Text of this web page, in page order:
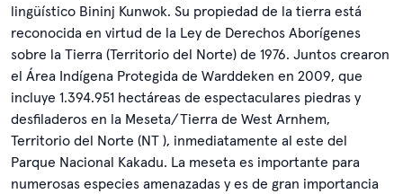
lingüístico Bininj Kunwok. Su propiedad de la tierra está
reconocida en virtud de la Ley de Derechos Aborígenes
sobre la Tierra (Territorio del Norte) de 1976. Juntos crearon
el Área Indígena Protegida de Warddeken en 2009, que
incluye 1.394.951 hectáreas de espectaculares piedras y
desfiladeros en la Meseta/Tierra de West Arnhem,
Territorio del Norte (NT ), inmediatamente al este del
Parque Nacional Kakadu. La meseta es importante para
numerosas especies amenazadas y es de gran importancia